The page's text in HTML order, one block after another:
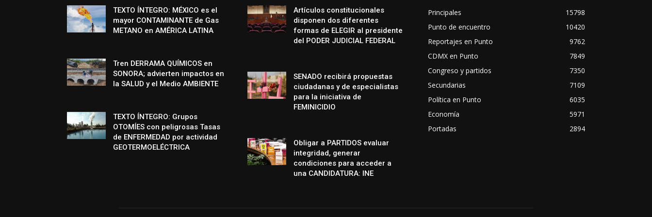
TEXTO ÍNTEGRO: MÉXICO es el
mayor CONTAMINANTE de Gas
METANO en AMÉRICA LATINA
Tren DERRAMA QUÍMICOS en
SONORA; advierten impactos en
la SALUD y el Medio AMBIENTE
TEXTO ÍNTEGRO: Grupos
OTOMÍES con peligrosas Tasas
de ENFERMEDAD por actividad
GEOTERMOELÉCTRICA
Artículos constitucionales
disponen dos diferentes
formas de ELEGIR al presidente
del PODER JUDICIAL FEDERAL
SENADO recibirá propuestas
ciudadanas y de especialistas
para la iniciativa de
FEMINICIDIO
Obligar a PARTIDOS evaluar
integridad, generar
condiciones para acceder a
una CANDIDATURA: INE
Principales
15798
Punto de encuentro
10420
Reportajes en Punto
9762
CDMX en Punto
7849
Congreso y partidos
7350
Secundarias
7109
Política en Punto
6035
Economía
5971
Portadas
2894